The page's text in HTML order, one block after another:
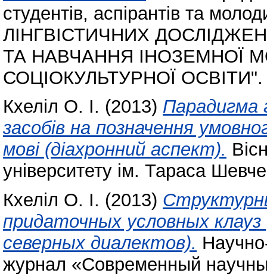
студентів, аспірантів та
ЛІНГВІСТИЧНИХ
ТА НАВЧАННЯ ІНОЗЕМНОЇ
СОЦІОКУЛЬТУРНОЇ ОСВІТИ".
Кхеліл О. І. (2013) Парадигма
засобів на позначення
мові (діахронний аспект).
університету ім. Тараса
Кхеліл О. І. (2013)
придаточных условных
северных диалектов).
журнал «Современный